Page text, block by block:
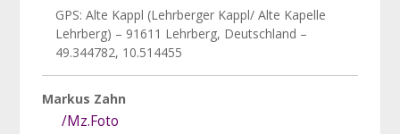
GPS: Alte Kappl (Lehrberger Kappl/ Alte Kapelle
Lehrberg) – 91611 Lehrberg, Deutschland –
49.344782, 10.514455
Markus Zahn
/Mz.Foto